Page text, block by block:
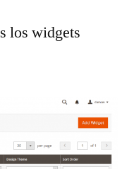
los widgets